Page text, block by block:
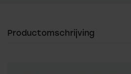
Productomschrijving